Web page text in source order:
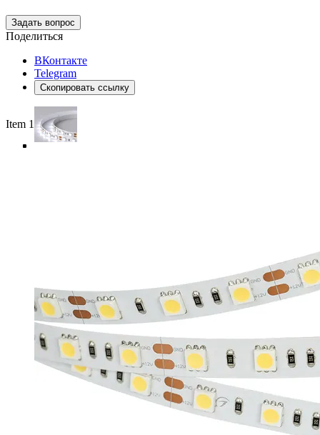
Задать вопрос
Поделиться
ВКонтакте
Telegram
Скопировать ссылку
Item 1 of 5